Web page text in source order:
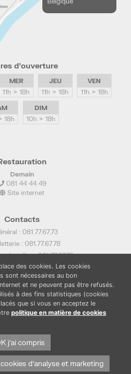
d’ouverture
MER
11h > 18h
JEU
11h > 18h
VEN
11h > 18h
18h
DIM
10h > 18h
Demain
081 44 44 49
Site internet
Contacts
: 081.77.67.73
: 081.77.67.78
de salles : 081.77.67.79
info@ledelta.be
des cookies. Les cookies
sont nécessaires au bon
et ne peuvent pas être refusés.
à des fins statistiques (cookies
que si vous en acceptez le
politique en matière de cookies
j'ai compris
d'analyse et marketing